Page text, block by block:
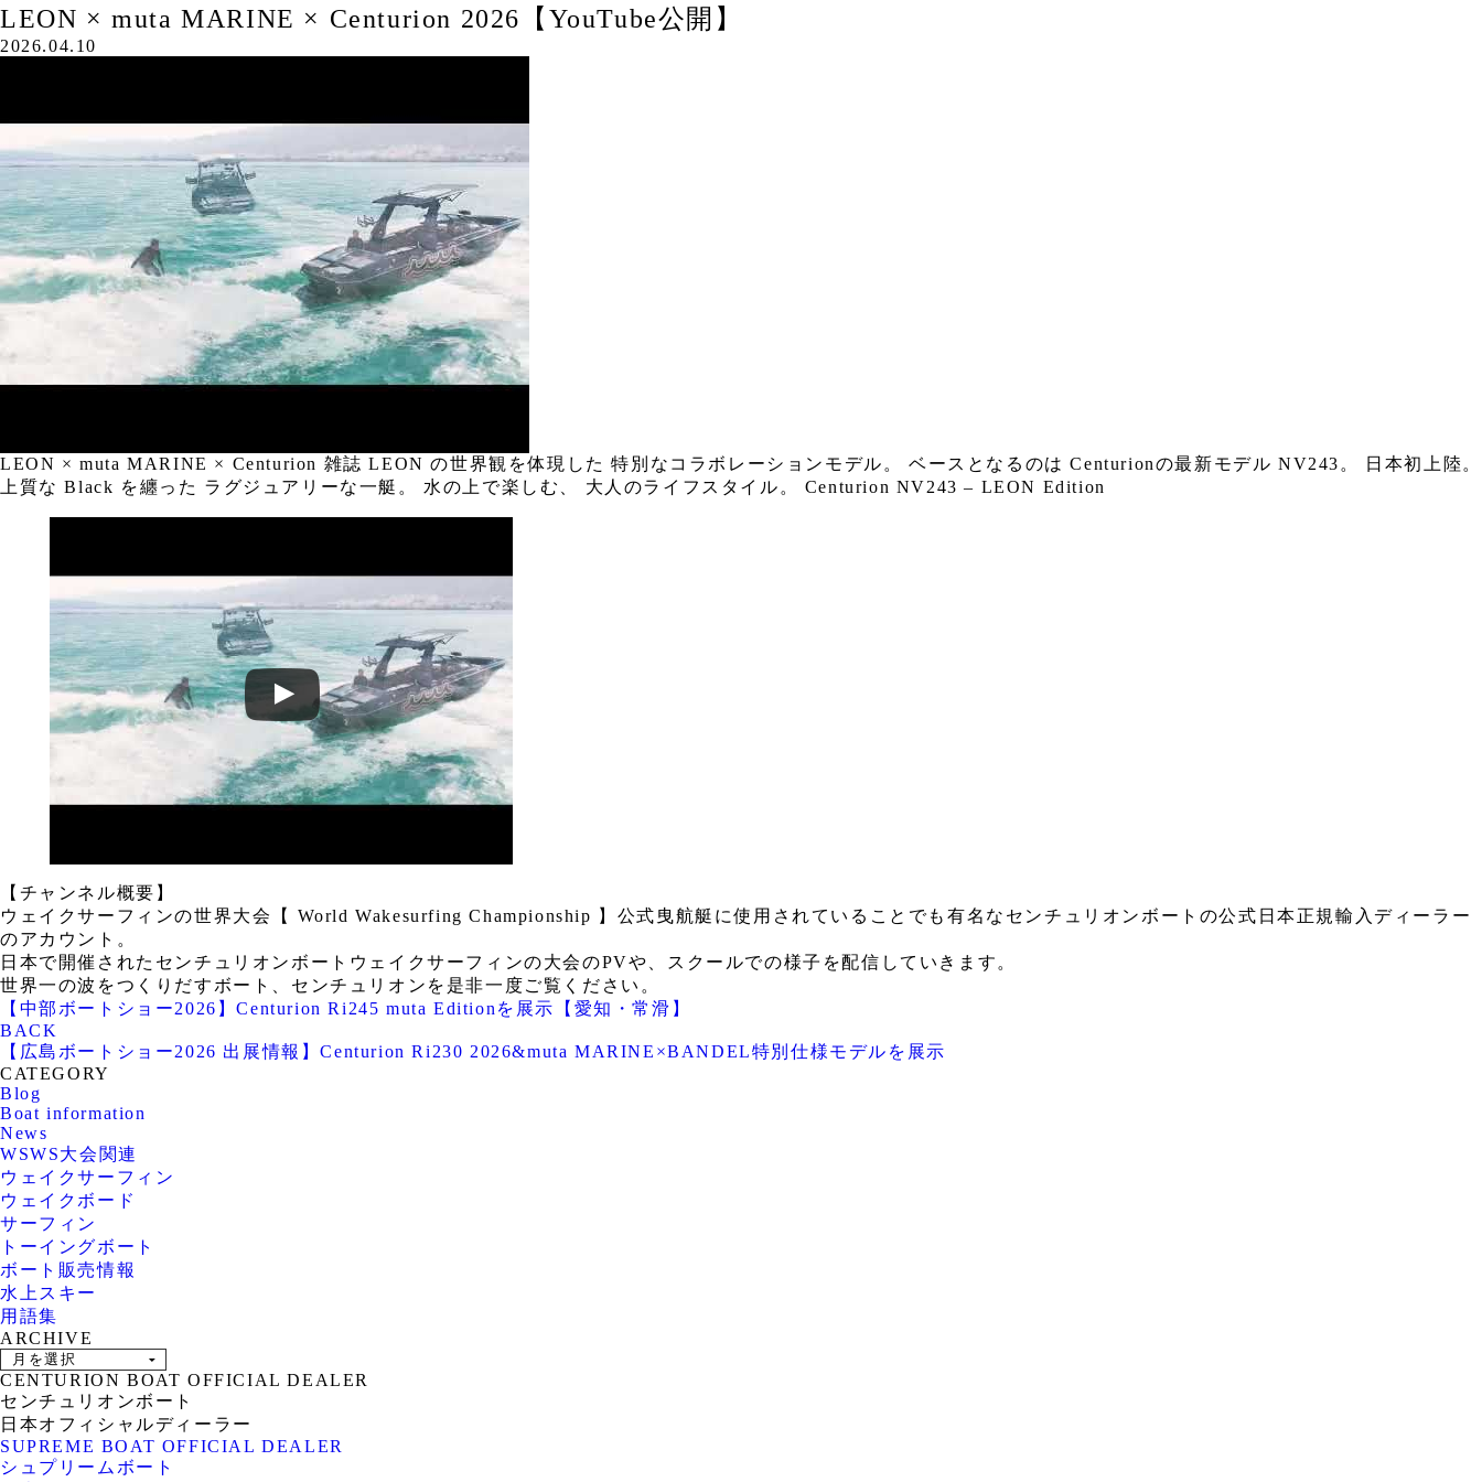
LEON × muta MARINE × Centurion 2026【YouTube公開】
2026.04.10
LEON × muta MARINE × Centurion 雑誌 LEON の世界観を体現した 特別なコラボレーションモデル。 ベースとなるのは Centurionの最新モデル NV243。 日本初上陸。
上質な Black を纏った ラグジュアリーな一艇。 水の上で楽しむ、 大人のライフスタイル。 Centurion NV243 – LEON Edition
【チャンネル概要】
ウェイクサーフィンの世界大会【 World Wakesurfing Championship 】公式曳航艇に使用されていることでも有名なセンチュリオンボートの公式日本正規輸入ディーラー
のアカウント。
日本で開催されたセンチュリオンボートウェイクサーフィンの大会のPVや、スクールでの様子を配信していきます。
世界一の波をつくりだすボート、センチュリオンを是非一度ご覧ください。
【中部ボートショー2026】Centurion Ri245 muta Editionを展示【愛知・常滑】
BACK
【広島ボートショー2026 出展情報】Centurion Ri230 2026&muta MARINE×BANDEL特別仕様モデルを展示
CATEGORY
Blog
Boat information
News
WSWS大会関連
ウェイクサーフィン
ウェイクボード
サーフィン
トーイングボート
ボート販売情報
水上スキー
用語集
ARCHIVE
CENTURION BOAT OFFICIAL DEALER
センチュリオンボート
日本オフィシャルディーラー
SUPREME BOAT OFFICIAL DEALER
シュプリームボート